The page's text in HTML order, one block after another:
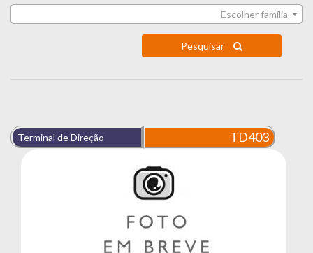
Escolher família
Pesquisar
Terminal de Direção TD403